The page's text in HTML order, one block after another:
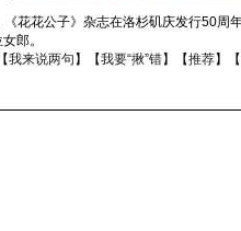
花公子》杂志在洛杉矶庆发行50周年
郎。
我来说两句 】【我要“揪”错】【推荐】